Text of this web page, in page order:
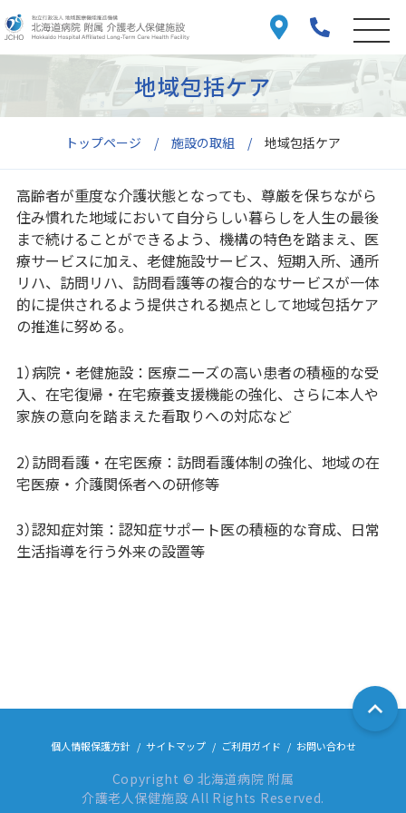
トップページ 施設の取組 地域包括ケア
地域包括ケア
高齢者が重度な介護状態となっても、尊厳を保ちながら
住み慣れた地域において自分らしい暮らしを人生の最後
まで続けることができるよう、機構の特色を踏まえ、医
療サービスに加え、老健施設サービス、短期入所、通所
リハ、訪問リハ、訪問看護等の複合的なサービスが一体
的に提供されるよう提供される拠点として地域包括ケア
の推進に努める。
1）病院・老健施設：医療ニーズの高い患者の積極的な受
入、在宅復帰・在宅療養支援機能の強化、さらに本人や
家族の意向を踏まえた看取りへの対応など
2）訪問看護・在宅医療：訪問看護体制の強化、地域の在
宅医療・介護関係者への研修等
3）認知症対策：認知症サポート医の積極的な育成、日常
生活指導を行う外来の設置等
個人情報保護方針 サイトマップ ご利用ガイド お問い合わせ
Copyright © 北海道病院 附属
介護老人保健施設 All Rights Reserved.